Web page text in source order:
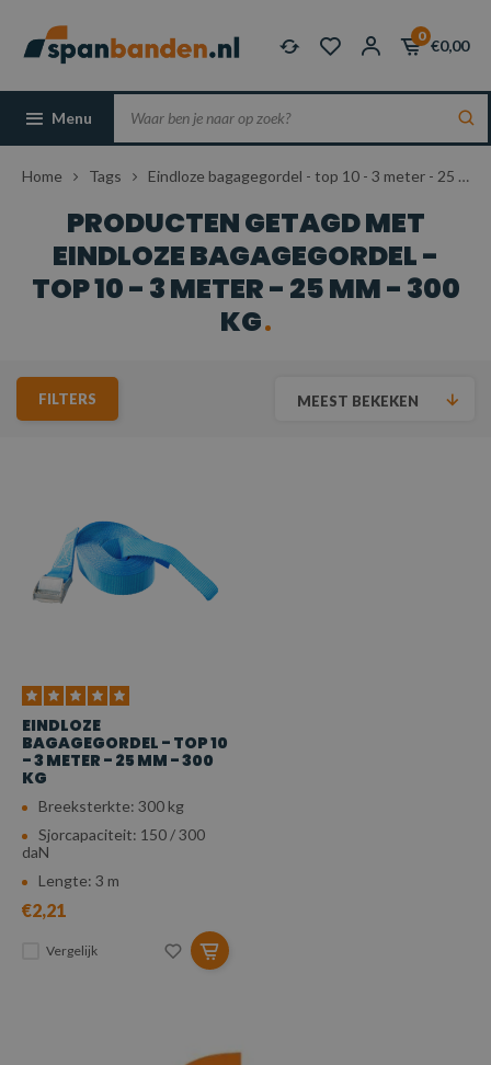
0
€0,00
Menu
Home Tags Eindloze bagagegordel - top 10 - 3 meter - 25 mm - 300 kg
PRODUCTEN GETAGD MET
EINDLOZE BAGAGEGORDEL -
TOP 10 - 3 METER - 25 MM - 300
KG
FILTERS MEEST BEKEKEN
EINDLOZE
BAGAGEGORDEL - TOP 10
- 3 METER - 25 MM - 300
KG
Breeksterkte: 300 kg
Sjorcapaciteit: 150 / 300
daN
Lengte: 3 m
€2,21
Vergelijk